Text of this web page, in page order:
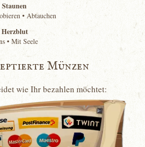
• Abtauchen
• Mit Seele
Münzen
wie Ihr bezahlen möchtet: